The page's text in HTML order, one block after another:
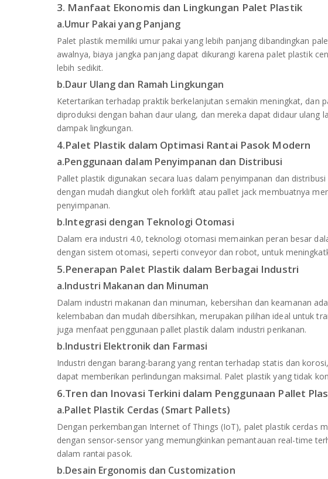
3. Manfaat Ekonomis dan Lingkungan Palet Plastik
a.Umur Pakai yang Panjang
Palet plastik memiliki umur pakai yang lebih panjang dibandingkan
awalnya, biaya jangka panjang dapat dikurangi karena palet plastik
lebih sedikit.
b.Daur Ulang dan Ramah Lingkungan
Ketertarikan terhadap praktik berkelanjutan semakin meningkat, dan
diproduksi dengan bahan daur ulang, dan mereka dapat didaur ulang
dampak lingkungan.
4.Palet Plastik dalam Optimasi Rantai Pasok Modern
a.Penggunaan dalam Penyimpanan dan Distribusi
Pallet plastik digunakan secara luas dalam penyimpanan dan
dengan mudah diangkut oleh forklift atau pallet jack membuatnya
penyimpanan.
b.Integrasi dengan Teknologi Otomasi
Dalam era industri 4.0, teknologi otomasi memainkan peran besar
dengan sistem otomasi, seperti conveyor dan robot, untuk
5.Penerapan Palet Plastik dalam Berbagai Industri
a.Industri Makanan dan Minuman
Dalam industri makanan dan minuman, kebersihan dan keamanan
kelembaban dan mudah dibersihkan, merupakan pilihan ideal untuk
juga menfaat penggunaan pallet plastik dalam industri perikanan.
b.Industri Elektronik dan Farmasi
Industri dengan barang-barang yang rentan terhadap statis dan
dapat memberikan perlindungan maksimal. Palet plastik yang tidak
6.Tren dan Inovasi Terkini dalam Penggunaan Pallet
a.Pallet Plastik Cerdas (Smart Pallets)
Dengan perkembangan Internet of Things (IoT), palet plastik cerdas
dengan sensor-sensor yang memungkinkan pemantauan real-time
dalam rantai pasok.
b.Desain Ergonomis dan Customization